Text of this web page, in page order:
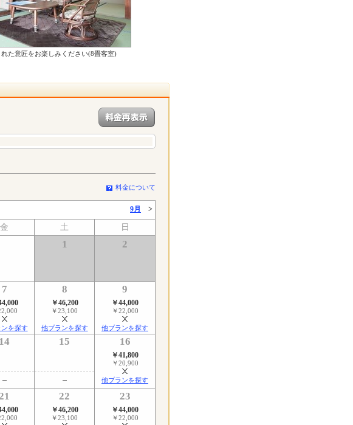
た意匠をお楽しみください(8畳客室)
料金について
9月 >
金 土 日
1 2
7
を探す
8
￥46,200
￥23,100
他プランを探す
9
￥44,000
￥22,000
他プランを探す
14 15 16
￥41,800
￥20,900
他プランを探す
21 22
￥46,200
￥23,100
23
￥44,000
￥22,000